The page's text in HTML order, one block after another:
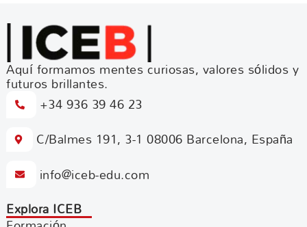
Aquí formamos mentes curiosas, valores sólidos y
futuros brillantes.
+34 936 39 46 23
C/Balmes 191, 3-1 08006 Barcelona, España
info@iceb-edu.com
Explora ICEB